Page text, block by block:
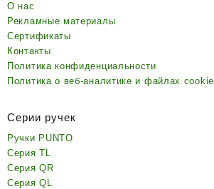
О нас
Рекламные материалы
Сертификаты
Контакты
Политика конфиденциальности
Политика о веб-аналитике и файлах cookie
Серии ручек
Ручки PUNTO
Серия TL
Серия QR
Серия QL